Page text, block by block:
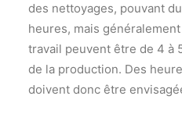
des nettoyages, pouvant
heures, mais
travail peuvent être de 4 à
de la production. Des
doivent donc être